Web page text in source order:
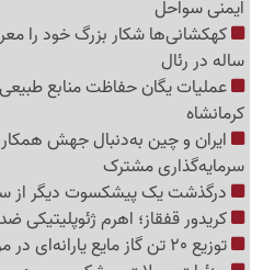
ایمنی سواحل
ساله در رئال
عملیات یگان حفاظت منابع
کرمانشاه
ایران و چین به‌دنبال جهش
سرمایه‌گذاری مشترک
درگذشت یک پیشکسوت دیگر از
کریدور قفقاز؛ اهرم ژئوپلیتیکی
توزیع 20 تن گاز مایع یارانه‌ای در مرز چذابه